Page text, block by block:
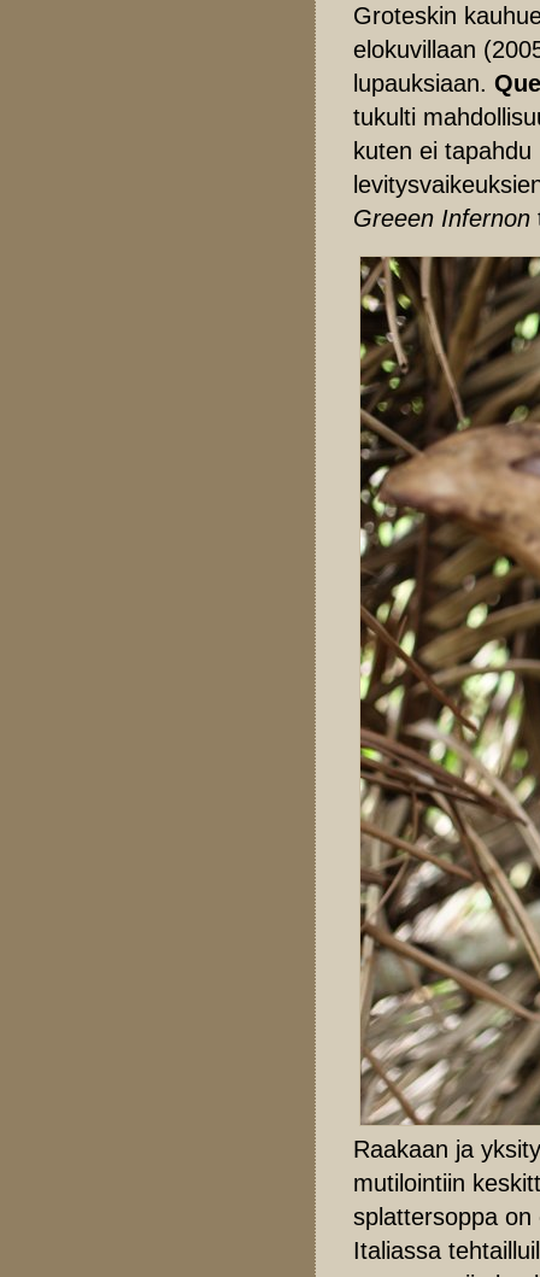
Groteskin
elokuvillaan
lupauksiaan.
tukulti
kuten ei
Greeen Infernon
Raakaan ja
mutilointiin
splattersoppa on
Italiassa